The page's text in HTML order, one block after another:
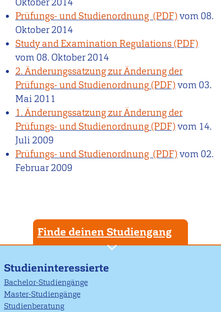
Prüfungs- und Studienordnung
vom08.
Oktober 2014
Study and Examination Regulations
vom08. Oktober 2014
2. Änderungssatzung zur Änderung der
Prüfungs- und Studienordnung
vom03.
Mai 2011
1. Änderungssatzung zur Änderung der
Prüfungs- und Studienordnung
vom 14.
Juli 2009
Prüfungs- und Studienordnung
vom02.
Februar 2009
Finde deinen Studiengang
Studieninteressierte
Bachelor-Studiengänge
Master-Studiengänge
Studienberatung